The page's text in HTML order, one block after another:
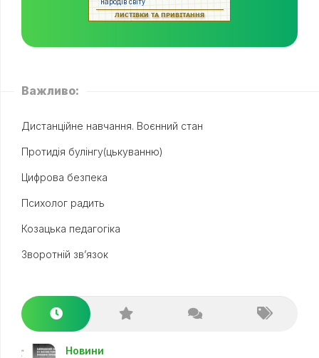
Важливо:
Дистанційне навчання. Воєнний стан
Протидія булінгу(цькуванню)
Цифрова безпека
Психолог радить
Козацька педагогіка
Зворотній зв’язок
Новини